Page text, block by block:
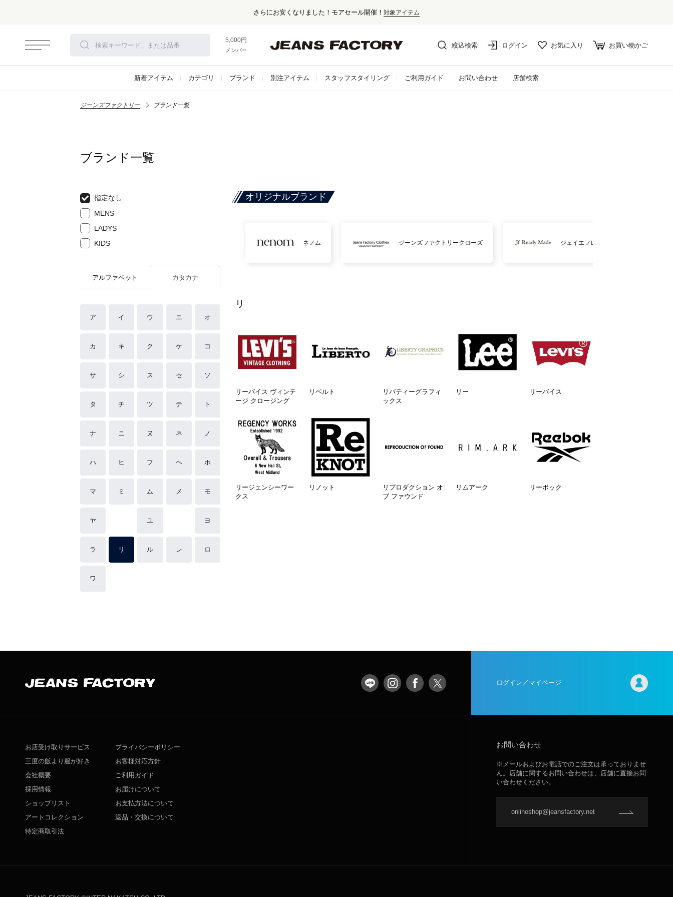
さらにお安くなりました！モアセール開催！ 対象アイテム
5,000円以上お買い上げで送料無料！
メンバー登録でお得な情報をゲット。さらに詳しく
絞込検索 ログイン お気に入り お買い物かご
新着アイテム カテゴリ ブランド 別注アイテム スタッフスタイリング ご利用ガイド お問い合わせ 店舗検索
ジーンズファクトリー ブランド一覧
ブランド一覧
指定なし
MENS
LADYS
KIDS
アルファベット カタカナ
ア イ ウ エ オ
カ キ ク ケ コ
サ シ ス セ ソ
タ チ ツ テ ト
ナ ニ ヌ ネ ノ
ハ ヒ フ ヘ ホ
マ ミ ム メ モ
ヤ ユ ヨ
ラ リ ル レ ロ
ワ
オリジナルブランド
ネノム ジーンズファクトリークローズ ジェイエフレディメイド
リ
リーバイス ヴィンテ
ージ クロージング
リベルト
リバティーグラフィ
ックス
リー リーバイス
リージェンシーワー
クス
リノット
リプロダクション オ
ブ ファウンド
リムアーク リーボック
ログイン／マイページ
お店受け取りサービス
三度の飯より服が好き
会社概要
採用情報
ショップリスト
アートコレクション
特定商取引法
プライバシーポリシー
お客様対応方針
ご利用ガイド
お届けについて
お支払方法について
返品・交換について
お問い合わせ
※メールおよびお電話でのご注文は承っておりませ
ん。店舗に関するお問い合わせは、店舗に直接お問
い合わせください。
onlineshop@jeansfactory.net